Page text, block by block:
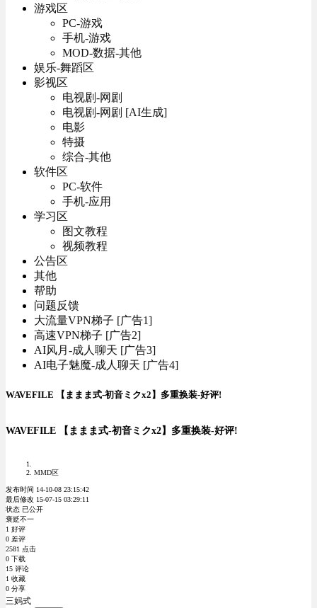
游戏区
PC-游戏
手机-游戏
MOD-数据-其他
娱乐-舞蹈区
影视区
电视剧-网剧
电视剧-网剧 [AI生成]
电影
特摄
综合-其他
软件区
PC-软件
手机-应用
学习区
图文教程
视频教程
公告区
其他
帮助
问题反馈
大流量VPN梯子 [广告1]
高速VPN梯子 [广告2]
AI风月-成人聊天 [广告3]
AI电子魅魔-成人聊天 [广告4]
WAVEFILE 【ままま式-初音ミクx2】多重换装-好评!
WAVEFILE 【ままま式-初音ミクx2】多重换装-好评!
MMD区
发布时间 14-10-08 23:15:42
最后修改 15-07-15 03:29:11
状态 已公开
褒贬不一
1 好评
0 差评
2581 点击
0 下载
15 评论
1 收藏
0 分享
三妈式